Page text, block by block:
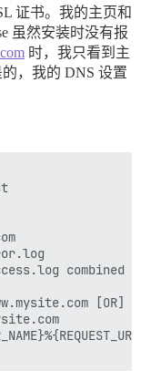
证书。我的主页和
虽然安装时没有报
时，我只看到主
，我的 DNS 设置
combined
[OR]